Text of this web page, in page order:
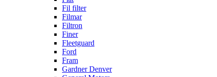
Fil filter
Filmar
Filtron
Finer
Fleetguard
Ford
Fram
Gardner Denver